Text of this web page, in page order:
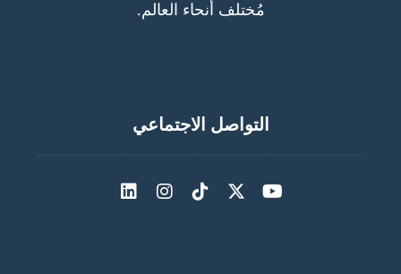
مُختلف أنحاء العالم.
التواصل الاجتماعي